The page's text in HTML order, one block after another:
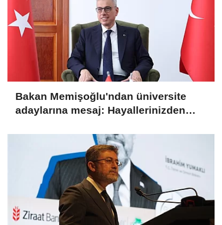
Bakan Memişoğlu'ndan üniversite
adaylarına mesaj: Hayallerinizden